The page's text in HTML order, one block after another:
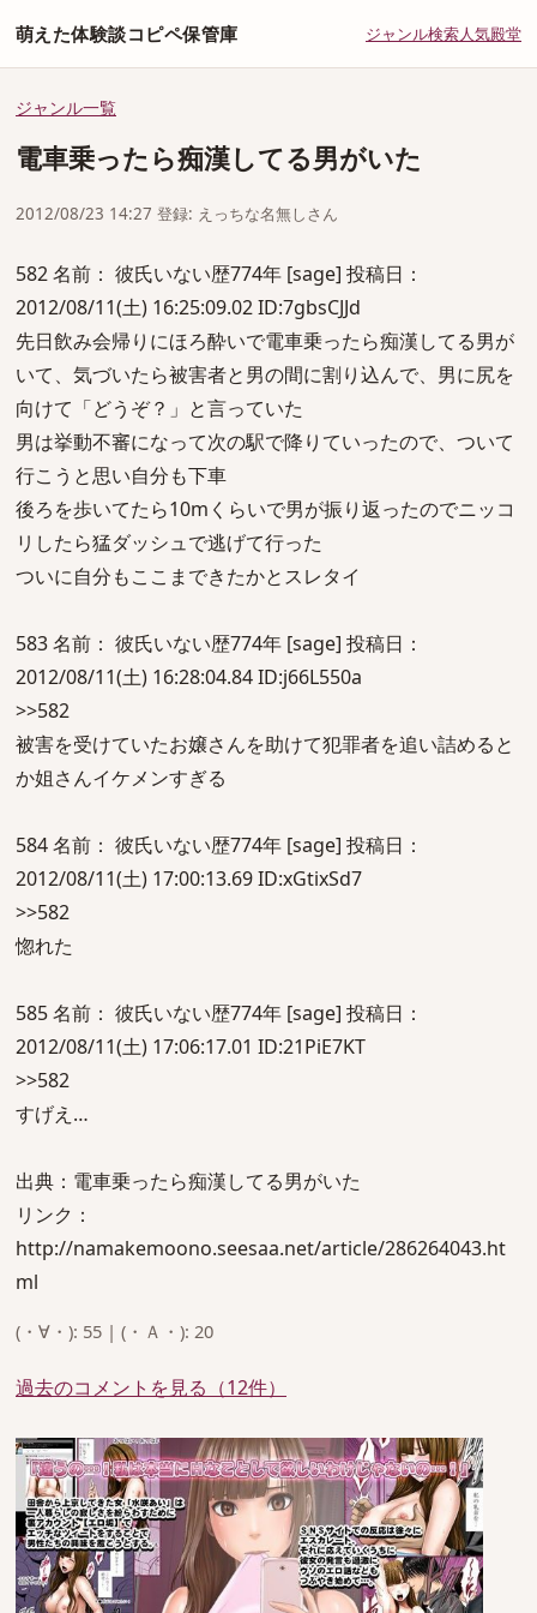
萌えた体験談コピペ保管庫 ジャンル検索人気殿堂
ジャンル一覧
電車乗ったら痴漢してる男がいた
2012/08/23 14:27 登録: えっちな名無しさん
582 名前： 彼氏いない歴774年 [sage] 投稿日：
2012/08/11(土) 16:25:09.02 ID:7gbsCJJd
先日飲み会帰りにほろ酔いで電車乗ったら痴漢してる男が
いて、気づいたら被害者と男の間に割り込んで、男に尻を
向けて「どうぞ？」と言っていた
男は挙動不審になって次の駅で降りていったので、ついて
行こうと思い自分も下車
後ろを歩いてたら10mくらいで男が振り返ったのでニッコ
リしたら猛ダッシュで逃げて行った
ついに自分もここまできたかとスレタイ
583 名前： 彼氏いない歴774年 [sage] 投稿日：
2012/08/11(土) 16:28:04.84 ID:j66L550a
>>582
被害を受けていたお嬢さんを助けて犯罪者を追い詰めると
か姐さんイケメンすぎる
584 名前： 彼氏いない歴774年 [sage] 投稿日：
2012/08/11(土) 17:00:13.69 ID:xGtixSd7
>>582
惚れた
585 名前： 彼氏いない歴774年 [sage] 投稿日：
2012/08/11(土) 17:06:17.01 ID:21PiE7KT
>>582
すげえ…
出典：電車乗ったら痴漢してる男がいた
リンク：
http://namakemoono.seesaa.net/article/286264043.ht
ml
(・∀・): 55 | (・Ａ・): 20
過去のコメントを見る（12件）